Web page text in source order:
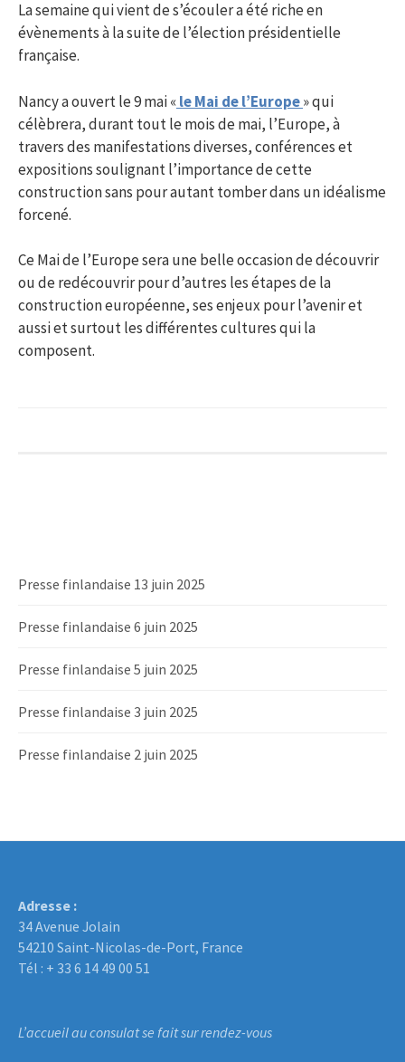
La semaine qui vient de s’écouler a été riche en
évènements à la suite de l’élection présidentielle
française.
Nancy a ouvert le 9 mai «le Mai de l’Europe» qui
célèbrera, durant tout le mois de mai, l’Europe, à
travers des manifestations diverses, conférences et
expositions soulignant l’importance de cette
construction sans pour autant tomber dans un idéalisme
forcené.
Ce Mai de l’Europe sera une belle occasion de découvrir
ou de redécouvrir pour d’autres les étapes de la
construction européenne, ses enjeux pour l’avenir et
aussi et surtout les différentes cultures qui la
composent.
Presse finlandaise 13 juin 2025
Presse finlandaise 6 juin 2025
Presse finlandaise 5 juin 2025
Presse finlandaise 3 juin 2025
Presse finlandaise 2 juin 2025
Adresse :
34 Avenue Jolain
54210 Saint-Nicolas-de-Port, France
Tél : + 33 6 14 49 00 51
L’accueil au consulat se fait sur rendez-vous